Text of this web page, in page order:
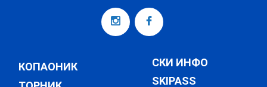
КОПАОНИК
СКИ ИНФО
SKIPASS